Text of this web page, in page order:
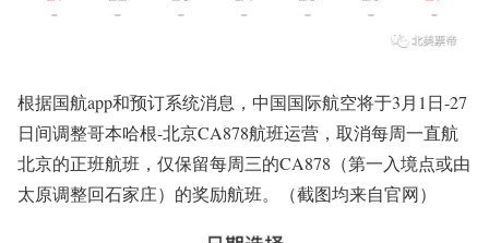
根据国航app和预订系统消息，中国国际航空将于3月1日-27
日间调整哥本哈根-北京CA878航班运营，取消每周一直航
北京的正班航班，仅保留每周三的CA878（第一入境点或由
太原调整回石家庄）的奖励航班。（截图均来自官网）